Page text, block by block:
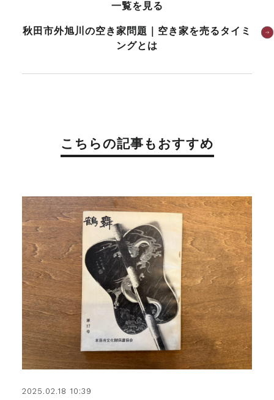
一覧を見る
秋田市外旭川の空き家問題｜空き家を売るタイミ
ングとは
こちらの記事もおすすめ
2025.02.18 10:39